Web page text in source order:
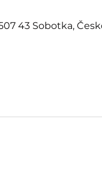
43 Sobotka,